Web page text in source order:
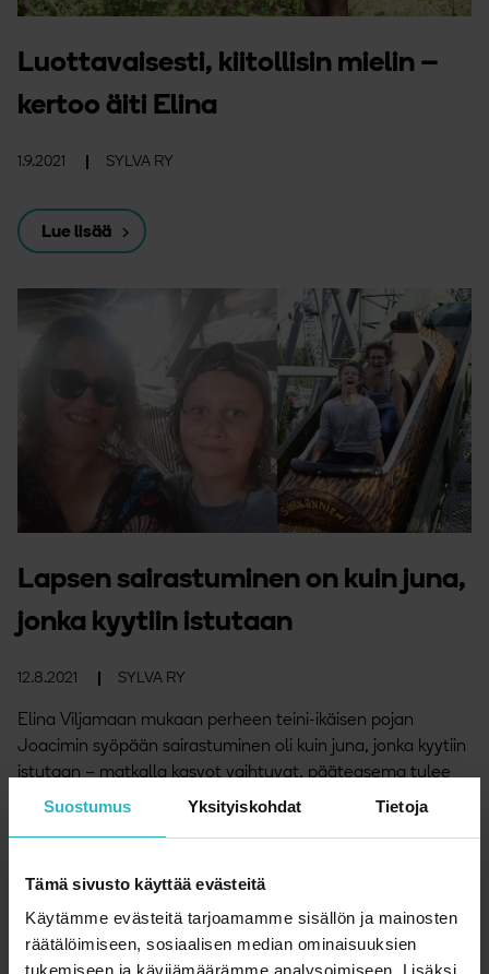
Suostumus Yksityiskohdat Tietoja
Tämä sivusto käyttää evästeitä
Käytämme evästeitä tarjoamamme sisällön ja mainosten
räätälöimiseen, sosiaalisen median ominaisuuksien
tukemiseen ja kävijämäärämme analysoimiseen. Lisäksi
Luottavaisesti, kiitollisin mielin –
kertoo äiti Elina
1.9.2021 SYLVA RY
Lue lisää
Lapsen sairastuminen on kuin juna,
jonka kyytiin istutaan
12.8.2021 SYLVA RY
Elina Viljamaan mukaan perheen teini-ikäisen pojan
Joacimin syöpään sairastuminen oli kuin juna, jonka kyytiin
istutaan – matkalla kasvot vaihtuvat, pääteasema tulee
joillakin aiemmin ja toisilla se vaihtuu lennosta.
järkkyi.
Lue lisää